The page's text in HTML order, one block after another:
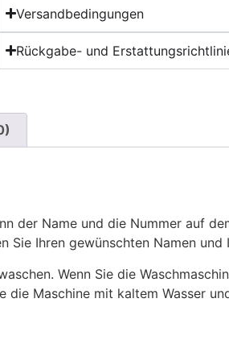
Versandbedingungen
Rückgabe- und
der Name und die Nummer auf
Sie Ihren gewünschten Namen und
Wenn Sie die
die Maschine mit kaltem Wasser